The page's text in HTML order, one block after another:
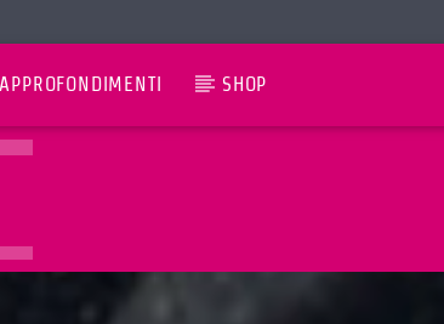
APPROFONDIMENTI SHOP